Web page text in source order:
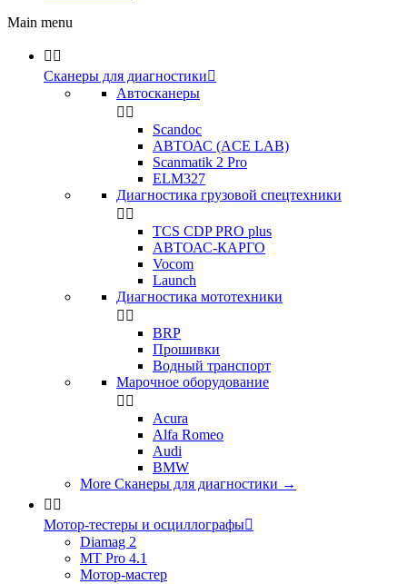
Main menu
 
Сканеры для диагностики
Автосканеры
 
Scandoc
АВТОАС (ACE LAB)
Scanmatik 2 Pro
ELM327
Диагностика грузовой спецтехники
 
TCS CDP PRO plus
АВТОАС-КАРГО
Vocom
Launch
Диагностика мототехники
 
BRP
Прошивки
Водный транспорт
Марочное оборудование
 
Acura
Alfa Romeo
Audi
BMW
More Сканеры для диагностики →
 
Мотор-тестеры и осциллографы
Diamag 2
MT Pro 4.1
Мотор-мастер